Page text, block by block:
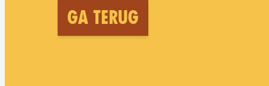
Ga terug